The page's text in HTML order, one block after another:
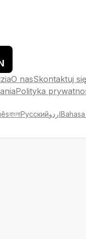
O nasSkontaktuj
Polityka
বাংলাРусскийاردو